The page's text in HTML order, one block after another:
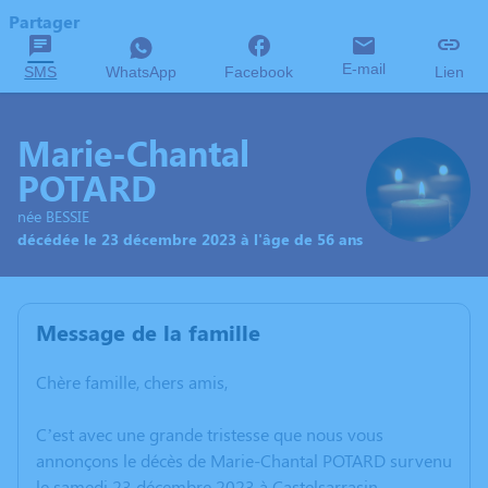
Partager
SMS WhatsApp Facebook E-mail Lien
Marie-Chantal
POTARD
née BESSIE
décédée le 23 décembre 2023 à l'âge de 56 ans
Message de la famille
Chère famille, chers amis,
C’est avec une grande tristesse que nous vous
annonçons le décès de Marie-Chantal POTARD survenu